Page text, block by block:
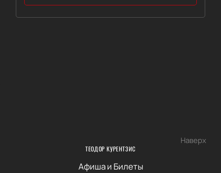
Наверх
ТЕОДОР КУРЕНТЗИС
Афиша и Билеты